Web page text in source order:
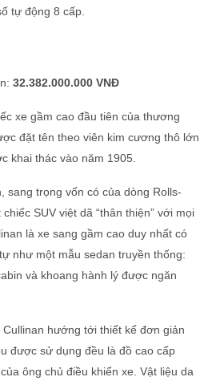
tự động 8 cấp.
32.382.000.000 VNĐ
xe gầm cao đầu tiên của thương
đặt tên theo viên kim cương thô lớn
khai thác vào năm 1905.
sang trọng vốn có của dòng Rolls-
SUV việt dã “thân thiện” với mọi
là xe sang gầm cao duy nhất có
như một mẫu sedan truyền thống:
và khoang hành lý được ngăn
hướng tới thiết kế đơn giản
được sử dụng đều là đồ cao cấp
ông chủ điều khiển xe. Vật liệu da